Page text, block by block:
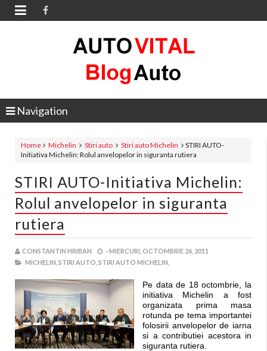

Navigation
Home Michelin Stiri auto Stiri auto Michelin
STIRI AUTO-
Initiativa Michelin: Rolul anvelopelor in siguranta rutiera
STIRI AUTO-Initiativa Michelin:
Rolul anvelopelor in siguranta
rutiera
CONSTANTIN HRIBAN -MIERCURI, OCTOMBRIE 26, 2011
MICHELIN, STIRI AUTO, STIRI AUTO MICHELIN,
Pe data de 18 octombrie, la
initiativa Michelin a fost
organizata prima masa
rotunda pe tema importantei
folosirii anvelopelor de iarna
si a contributiei acestora in
siguranta rutiera.